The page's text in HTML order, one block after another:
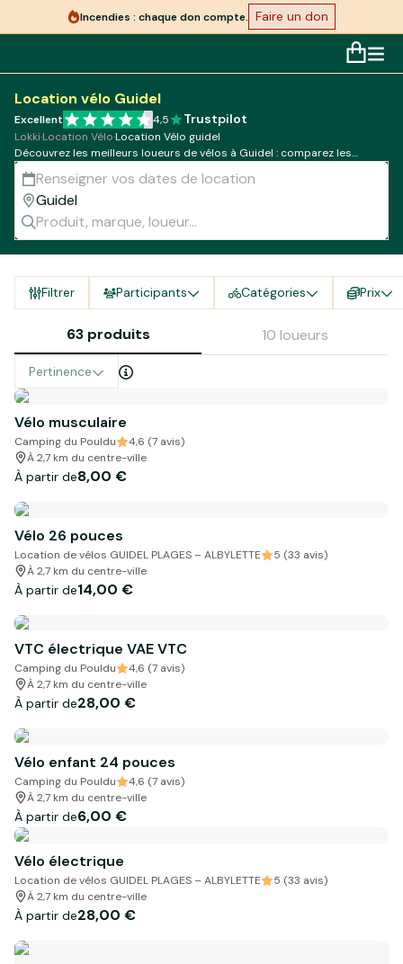
Incendies : chaque don compte. Faire un don
Location vélo Guidel
Excellent 4,5 Trustpilot
Lokki·Location Vélo·Location Vélo guidel
Découvrez les meilleurs loueurs de vélos à Guidel : comparez les
modèles, tarifs et disponibilités !
Filtrer Participants Catégories Prix
63 produits 10 loueurs
Pertinence
Vélo musculaire
Camping du Pouldu
4,6 (7 avis)
À 2,7 km du centre-ville
À partir de8,00 €
Vélo 26 pouces
Location de vélos GUIDEL PLAGES – ALBYLETTE
5 (33 avis)
À 2,7 km du centre-ville
À partir de14,00 €
VTC électrique VAE VTC
Camping du Pouldu
4,6 (7 avis)
À 2,7 km du centre-ville
À partir de28,00 €
Vélo enfant 24 pouces
Camping du Pouldu
4,6 (7 avis)
À 2,7 km du centre-ville
À partir de6,00 €
Vélo électrique
Location de vélos GUIDEL PLAGES – ALBYLETTE
5 (33 avis)
À 2,7 km du centre-ville
À partir de28,00 €